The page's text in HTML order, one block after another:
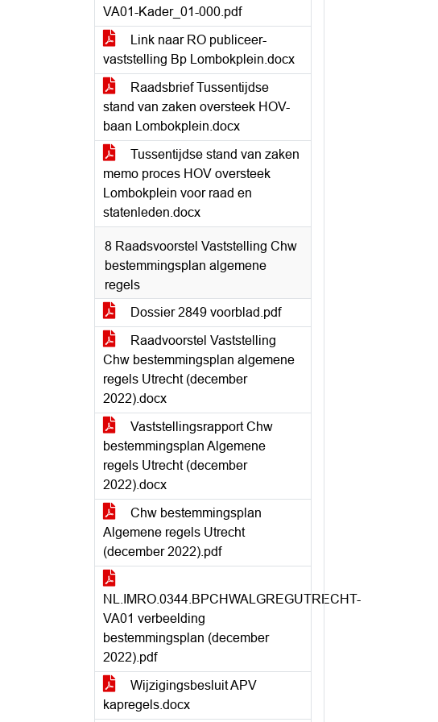
VA01-Kader_01-000.pdf
Link naar RO publiceer-
vaststelling Bp Lombokplein.docx
Raadsbrief Tussentijdse
stand van zaken oversteek HOV-
baan Lombokplein.docx
Tussentijdse stand van zaken
memo proces HOV oversteek
Lombokplein voor raad en
statenleden.docx
8 Raadsvoorstel Vaststelling Chw
bestemmingsplan algemene
regels
Dossier 2849 voorblad.pdf
Raadvoorstel Vaststelling
Chw bestemmingsplan algemene
regels Utrecht (december
2022).docx
Vaststellingsrapport Chw
bestemmingsplan Algemene
regels Utrecht (december
2022).docx
Chw bestemmingsplan
Algemene regels Utrecht
(december 2022).pdf
NL.IMRO.0344.BPCHWALGREGUTRECHT-
VA01 verbeelding
bestemmingsplan (december
2022).pdf
Wijzigingsbesluit APV
kapregels.docx